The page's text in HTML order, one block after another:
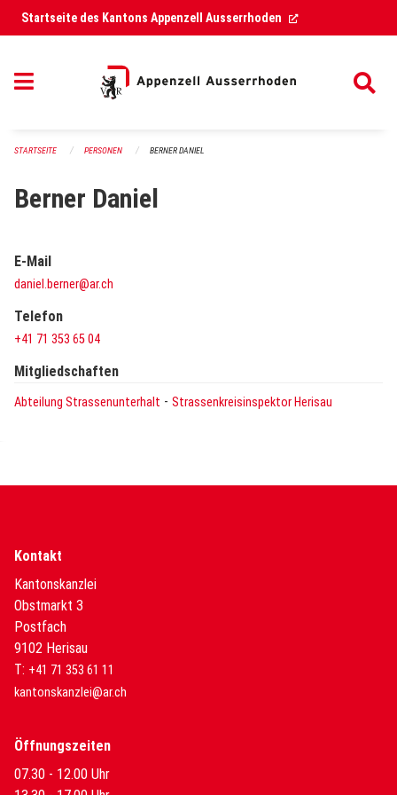
Navigation überspringen
Startseite des Kantons Appenzell Ausserrhoden (External Link)
STARTSEITE PERSONEN BERNER DANIEL
Berner Daniel
E-Mail
daniel.berner@ar.ch
Telefon
+41 71 353 65 04
Mitgliedschaften
Abteilung Strassenunterhalt - Strassenkreisinspektor Herisau
Kontakt
Kantonskanzlei
Obstmarkt 3
Postfach
9102 Herisau
T: +41 71 353 61 11
kantonskanzlei@ar.ch
Öffnungszeiten
07.30 - 12.00 Uhr